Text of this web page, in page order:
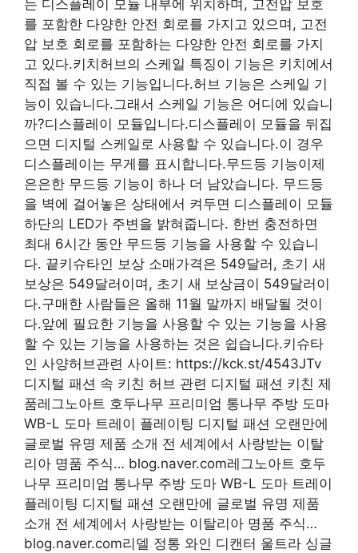
는 디스플레이 모듈 내부에 위치하며, 고전압 보호
를 포함한 다양한 안전 회로를 가지고 있으며, 고전
압 보호 회로를 포함하는 다양한 안전 회로를 가지
고 있다.키치허브의 스케일 특징이 기능은 키치에서
직접 볼 수 있는 기능입니다.허브 기능은 스케일 기
능이 있습니다.그래서 스케일 기능은 어디에 있습니
까?디스플레이 모듈입니다.디스플레이 모듈을 뒤집
으면 디지털 스케일로 사용할 수 있습니다.이 경우
디스플레이는 무게를 표시합니다.무드등 기능이제
은은한 무드등 기능이 하나 더 남았습니다. 무드등
을 벽에 걸어놓은 상태에서 켜두면 디스플레이 모듈
하단의 LED가 주변을 밝혀줍니다. 한번 충전하면
최대 6시간 동안 무드등 기능을 사용할 수 있습니
다. 끝키슈타인 보상 소매가격은 549달러, 초기 새
보상은 549달러이며, 초기 새 보상금이 549달러이
다.구매한 사람들은 올해 11월 말까지 배달될 것이
다.앞에 필요한 기능을 사용할 수 있는 기능을 사용
할 수 있는 기능을 사용하는 것은 쉽습니다.키슈타
인 사양허브관련 사이트: https://kck.st/4543JTv
디지털 패션 속 키친 허브 관련 디지털 패션 키친 제
품레그노아트 호두나무 프리미엄 통나무 주방 도마
WB-L 도마 트레이 플레이팅 디지털 패션 오랜만에
글로벌 유명 제품 소개 전 세계에서 사랑받는 이탈
리아 명품 주식… blog.naver.com레그노아트 호두
나무 프리미엄 통나무 주방 도마 WB-L 도마 트레이
플레이팅 디지털 패션 오랜만에 글로벌 유명 제품
소개 전 세계에서 사랑받는 이탈리아 명품 주식…
blog.naver.com리델 정통 와인 디캔터 울트라 싱글